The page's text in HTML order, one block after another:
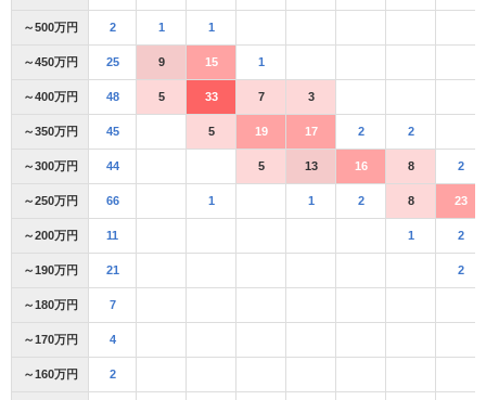
～500万円 2 1 1
～450万円 25 9 15 1
～400万円 48 5 33 7 3
～350万円 45 5 19 17 2 2
～300万円 44 5 13 16 8 2
～250万円 66 1 1 2 8 23
～200万円 11 1 2
～190万円 21 2
～180万円 7
～170万円 4
～160万円 2